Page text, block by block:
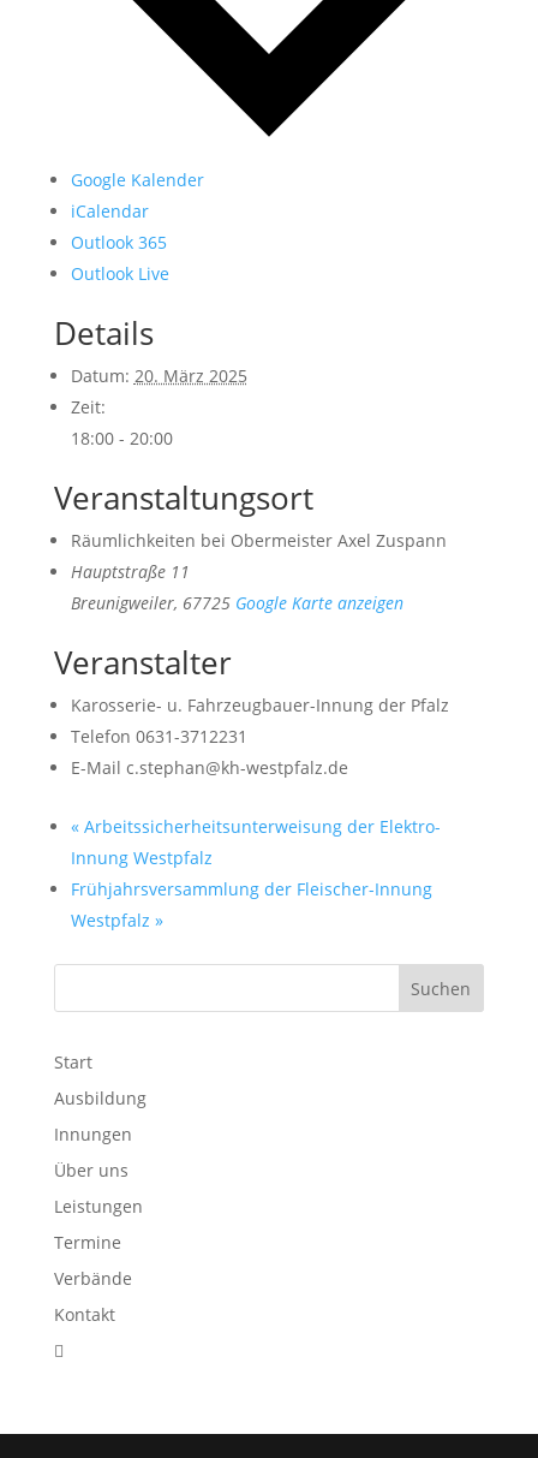
Google Kalender
iCalendar
Outlook 365
Outlook Live
Details
Datum: 20. März 2025
Zeit:
18:00 - 20:00
Veranstaltungsort
Räumlichkeiten bei Obermeister Axel Zuspann
Hauptstraße 11
Breunigweiler, 67725 Google Karte anzeigen
Veranstalter
Karosserie- u. Fahrzeugbauer-Innung der Pfalz
Telefon 0631-3712231
E-Mail c.stephan@kh-westpfalz.de
«Arbeitssicherheitsunterweisung der Elektro-
Innung Westpfalz
Frühjahrsversammlung der Fleischer-Innung
Westpfalz »
Start
Ausbildung
Innungen
Über uns
Leistungen
Termine
Verbände
Kontakt
